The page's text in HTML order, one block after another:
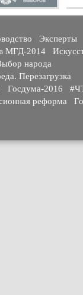
Эксперты
в МГД-2014
народа
Перезагрузка
Госдума-2016
реформа